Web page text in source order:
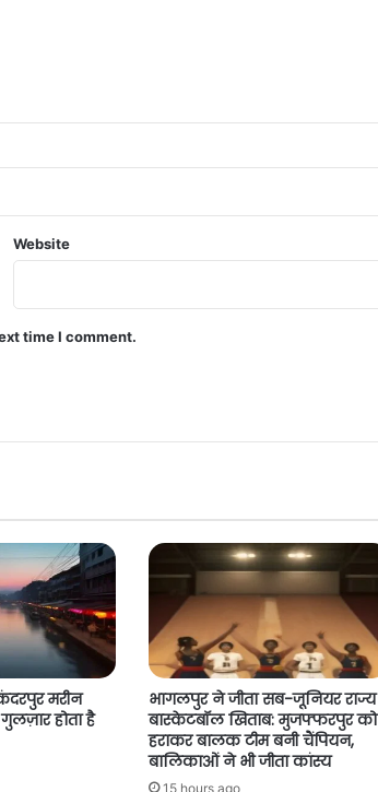
Website
time I comment.
मरीन
होता है
भागलपुर ने जीता सब-जूनियर राज्य
बास्केटबॉल खिताब: मुजफ्फरपुर को
हराकर बालक टीम बनी चैंपियन,
बालिकाओं ने भी जीता कांस्य
15 hours ago